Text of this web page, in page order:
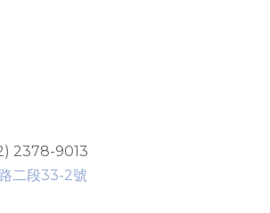
2378-9013
二段33-2號